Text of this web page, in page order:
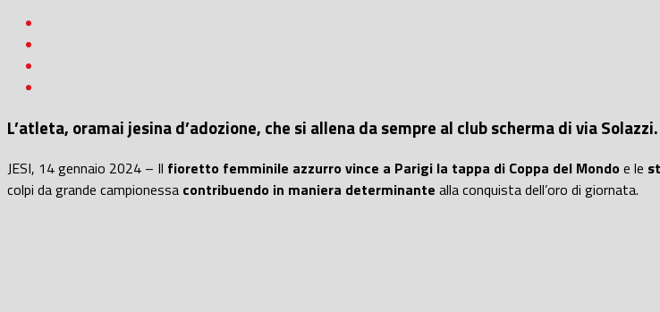
L’atleta, oramai jesina d’adozione, che si allena da sempre al club scherma di via
JESI, 14 gennaio 2024 – Il fioretto femminile azzurro vince a Parigi la tappa di Coppa del Mondoe le
colpi da grande campionessa contribuendo in maniera determinante alla conquista dell’oro di giornata.